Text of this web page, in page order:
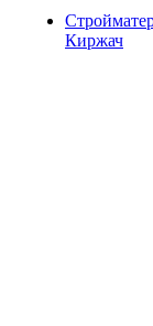
Киржач